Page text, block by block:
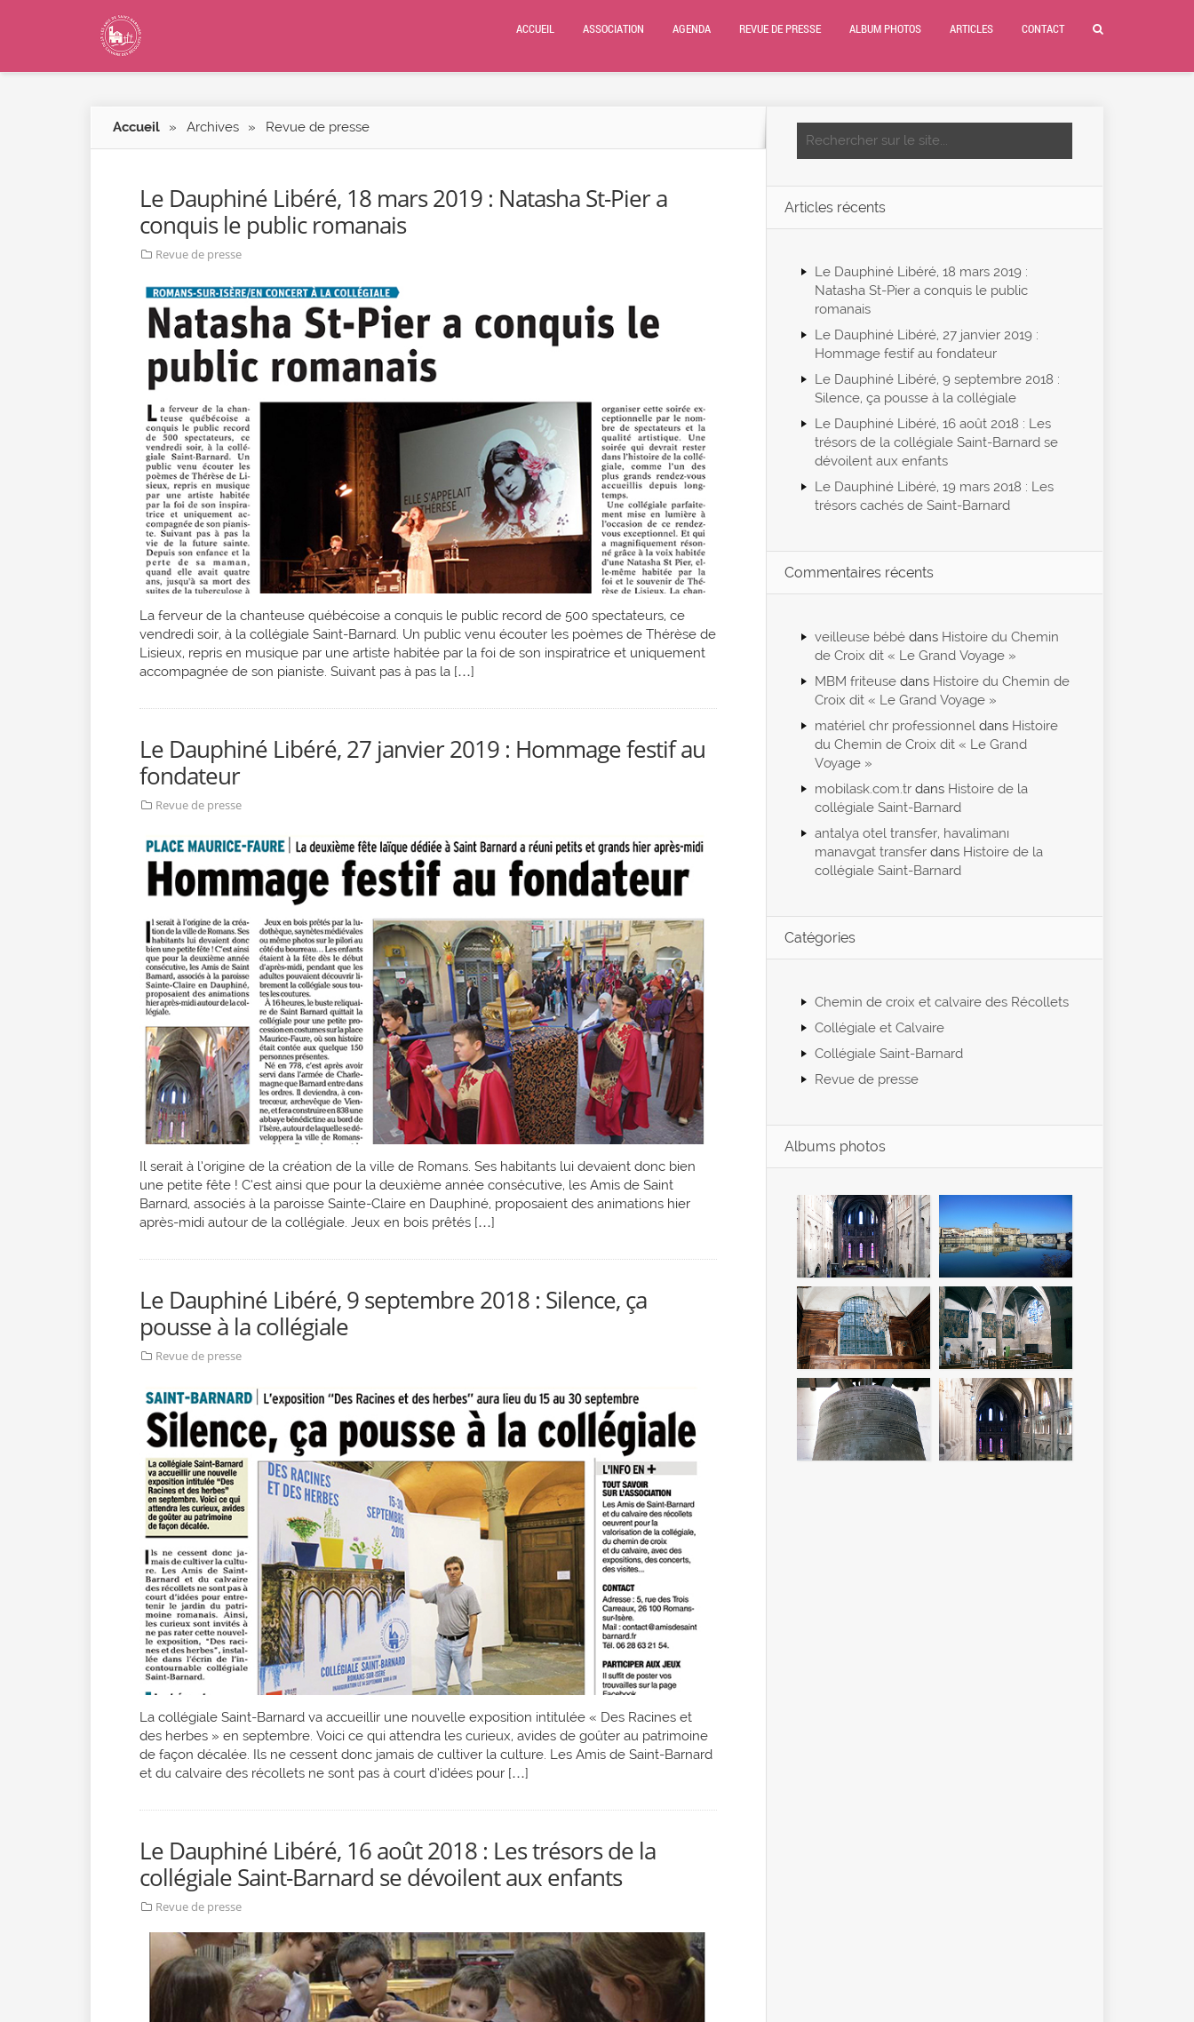
ACCUEIL ASSOCIATION AGENDA REVUE DE PRESSE ALBUM PHOTOS ARTICLES CONTACT
Accueil » Archives » Revue de presse
Le Dauphiné Libéré, 18 mars 2019 : Natasha St-Pier a
conquis le public romanais
Revue de presse
La ferveur de la chanteuse québécoise a conquis le public record de 500 spectateurs, ce
vendredi soir, à la collégiale Saint-Barnard. Un public venu écouter les poèmes de Thérèse de
Lisieux, repris en musique par une artiste habitée par la foi de son inspiratrice et uniquement
accompagnée de son pianiste. Suivant pas à pas la […]
Le Dauphiné Libéré, 27 janvier 2019 : Hommage festif au
fondateur
Revue de presse
Il serait à l’origine de la création de la ville de Romans. Ses habitants lui devaient donc bien
une petite fête ! C’est ainsi que pour la deuxième année consécutive, les Amis de Saint
Barnard, associés à la paroisse Sainte-Claire en Dauphiné, proposaient des animations hier
après-midi autour de la collégiale. Jeux en bois prêtés […]
Le Dauphiné Libéré, 9 septembre 2018 : Silence, ça
pousse à la collégiale
Revue de presse
La collégiale Saint-Barnard va accueillir une nouvelle exposition intitulée « Des Racines et
des herbes » en septembre. Voici ce qui attendra les curieux, avides de goûter au patrimoine
de façon décalée. Ils ne cessent donc jamais de cultiver la culture. Les Amis de Saint-Barnard
et du calvaire des récollets ne sont pas à court d’idées pour […]
Le Dauphiné Libéré, 16 août 2018 : Les trésors de la
collégiale Saint-Barnard se dévoilent aux enfants
Revue de presse
Articles récents
Le Dauphiné Libéré, 18 mars 2019 :
Natasha St-Pier a conquis le public
romanais
Le Dauphiné Libéré, 27 janvier 2019 :
Hommage festif au fondateur
Le Dauphiné Libéré, 9 septembre 2018 :
Silence, ça pousse à la collégiale
Le Dauphiné Libéré, 16 août 2018 : Les
trésors de la collégiale Saint-Barnard se
dévoilent aux enfants
Le Dauphiné Libéré, 19 mars 2018 : Les
trésors cachés de Saint-Barnard
Commentaires récents
veilleuse bébé dans Histoire du Chemin
de Croix dit « Le Grand Voyage »
MBM friteuse dans Histoire du Chemin de
Croix dit « Le Grand Voyage »
matériel chr professionnel dans Histoire
du Chemin de Croix dit « Le Grand
Voyage »
mobilask.com.tr dans Histoire de la
collégiale Saint-Barnard
antalya otel transfer, havalimanı
manavgat transfer dans Histoire de la
collégiale Saint-Barnard
Catégories
Chemin de croix et calvaire des Récollets
Collégiale et Calvaire
Collégiale Saint-Barnard
Revue de presse
Albums photos